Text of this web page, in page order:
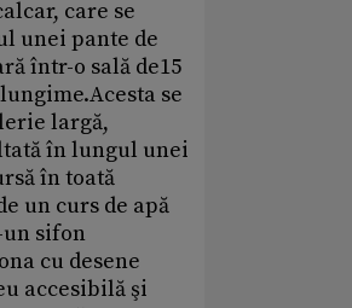
care se
unei pante de
într-o sală de15
se
largă,
în lungul unei
în toată
un curs de apă
sifon
cu desene
accesibilă şi